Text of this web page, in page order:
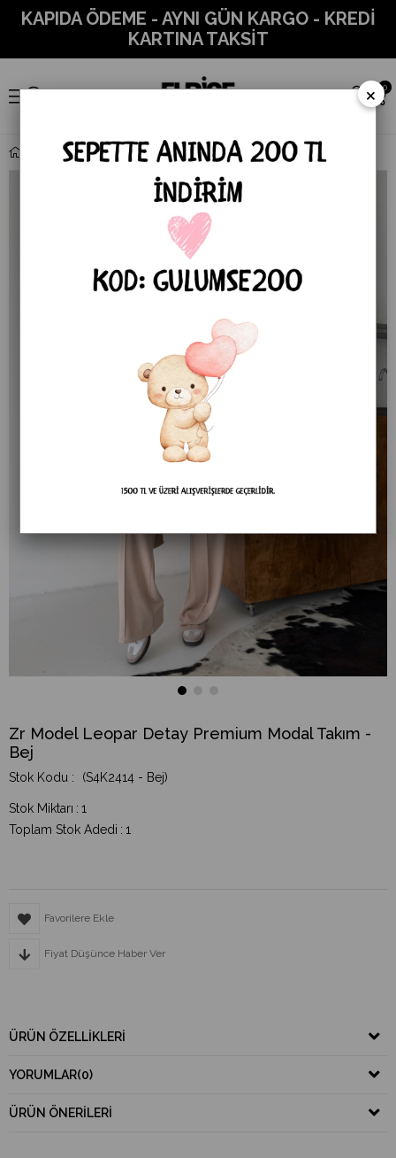
KAPIDA ÖDEME - AYNI GÜN KARGO - KREDİ
KARTINA TAKSİT
0
Zr Model Leopar Detay Premium Modal Takım - Bej
Zr Model Leopar Detay Premium Modal Takım -
Bej
(S4K2414 - Bej)
Stok Miktarı : 1
Toplam Stok Adedi : 1
Favorilere Ekle
Fiyat Düşünce Haber Ver
ÜRÜN ÖZELLIKLERI
YORUMLAR(0)
ÜRÜN ÖNERILERI
×